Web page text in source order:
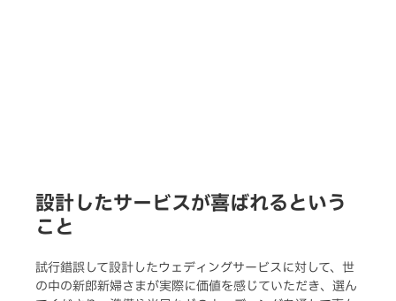
設計したサービスが喜ばれるという
こと
試行錯誤して設計したウェディングサービスに対して、世
の中の新郎新婦さまが実際に価値を感じていただき、選ん